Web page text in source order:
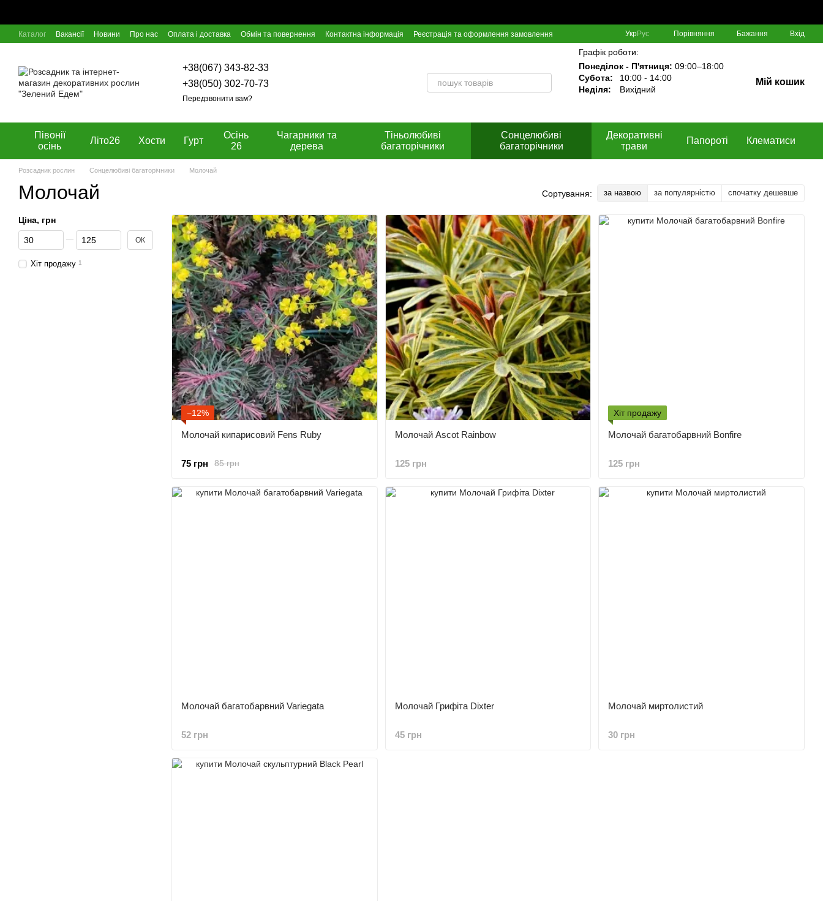
Каталог Вакансії Новини Про нас Оплата і доставка Обмін та повернення Контактна інформація
Реєстрація та оформлення замовлення
УкрРус Порівняння Бажання Вхід
+38(067) 343-82-33
+38(050) 302-70-73
Передзвонити вам?
Графік роботи:
Понеділок - П'ятниця: 09:00–18:00
Субота:
10:00 - 14:00
Неділя:
Вихідний
Мій кошик
Півонії
осінь
Літо26 Хости Гурт
Осінь
26
Чагарники та
дерева
Тіньолюбиві
багаторічники
Сонцелюбиві
багаторічники
Декоративні
трави
Папороті Клематиси
Розсадник рослин Сонцелюбиві багаторічники Молочай
Молочай Сортування: за назвою за популярністю спочатку дешевше
−12%
Молочай кипарисовий Fens Ruby
85 грн
75 грн
Молочай Ascot Rainbow
125 грн
Хіт продажу
Молочай багатобарвний Bonfire
125 грн
Молочай багатобарвний Variegata
52 грн
Молочай Грифіта Dixter
45 грн
Молочай миртолистий
30 грн
Ціна, грн
Від Ціна, грн
До Ціна, грн ОК
Хіт продажу 1